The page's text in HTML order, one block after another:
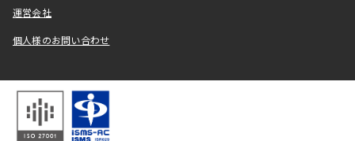
運営会社
個人様のお問い合わせ